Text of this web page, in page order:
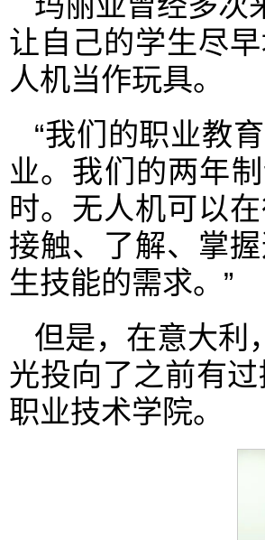
让自己的学生尽
人机当作玩具。
“我们的职业教
业。我们的两年
时。无人机可以
接触、了解、掌
生技能的需求。”
但是，在意大利
光投向了之前有
职业技术学院。